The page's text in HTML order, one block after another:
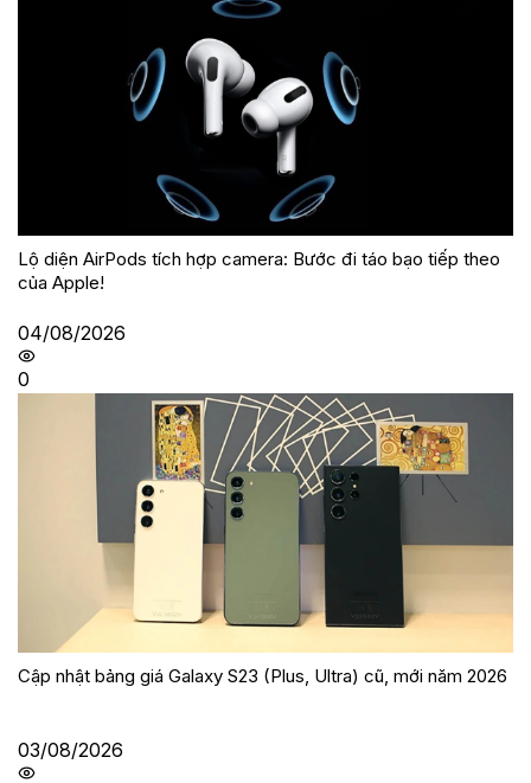
Lộ diện AirPods tích hợp camera: Bước đi táo bạo tiếp theo
của Apple!
04/08/2026
0
Cập nhật bảng giá Galaxy S23 (Plus, Ultra) cũ, mới năm 2026
03/08/2026